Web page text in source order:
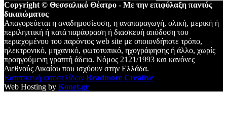
Copyright © Θεσσαλικό Θέατρο - Με την επιφύλαξη παντός
δικαιώματος
Απαγορεύεται η αναδημοσίευση, η αναπαραγωγή, ολική, μερική ή
περιληπτική ή κατά παράφραση ή διασκευή απόδοση του
περιεχομένου του παρόντος web site με οποιονδήποτε τρόπο,
ηλεκτρονικό, μηχανικό, φωτοτυπικό, ηχογράφησης ή άλλο, χωρίς
προηγούμενη γραπτή άδεια. Νόμος 2121/1993 και κανόνες
Διεθνούς Δικαίου που ισχύουν στην Ελλάδα.
Κατασκευή ιστοσελίδων Readmore Creative
Web Hosting by Konet.gr